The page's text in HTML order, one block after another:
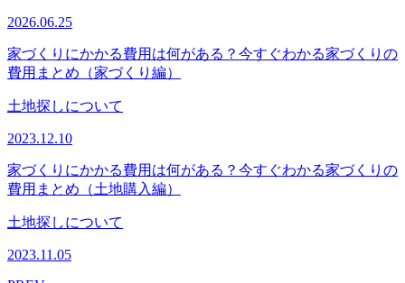
2026.06.25
家づくりにかかる費用は何がある？今すぐわかる家づくりの
費用まとめ（家づくり編）
土地探しについて
2023.12.10
家づくりにかかる費用は何がある？今すぐわかる家づくりの
費用まとめ（土地購入編）
土地探しについて
2023.11.05